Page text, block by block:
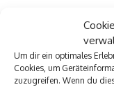
Um dir ein optimales
Cookies, um
zuzugreifen. Wenn du